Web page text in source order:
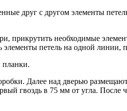
друг с другом элементы
прикрутить необходимые
петель на одной линии,
планки.
Далее над дверью
гвоздь в 75 мм от угла. После